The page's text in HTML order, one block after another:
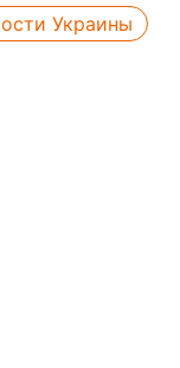
Украины